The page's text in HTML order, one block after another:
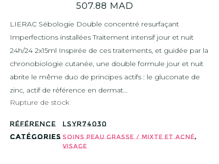
507.88 MAD
LIERAC Sébologie Double concentré resurfaçant
Imperfections installées Traitement intensif jour et nuit
24h/24 2x15ml Inspirée de ces traitements, et guidée par la
chronobiologie cutanée, une double formule jour et nuit
abrite le même duo de principes actifs : le gluconate de
zinc, actif de référence en dermat...
Rupture de stock
Référence
LSYR74030
Catégories Soins peau Grasse / Mixte et Acné,
Visage